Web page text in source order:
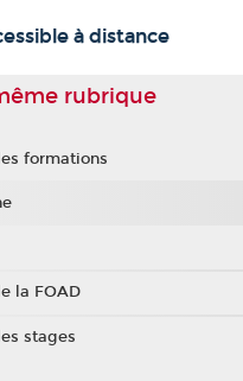
à distance
rubrique
formations
la FOAD
stages